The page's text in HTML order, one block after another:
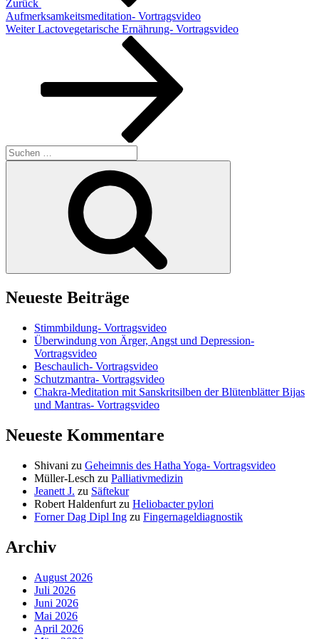
Zurück
Aufmerksamkeitsmeditation- Vortragsvideo
Nächster
Weiter Lactovegetarische Ernährung- Vortragsvideo
Suchen
nach:
Neueste Beiträge
Stimmbildung- Vortragsvideo
Überwindung von Ärger, Angst und Depression-
Vortragsvideo
Beschaulich- Vortragsvideo
Schutzmantra- Vortragsvideo
Chakra-Meditation mit Sanskritsilben der Blütenblätter Bijas
und Mantras- Vortragsvideo
Neueste Kommentare
Shivani zu Geheimnis des Hatha Yoga- Vortragsvideo
Müller-Lesch zu Palliativmedizin
Jeanett J. zu Säftekur
Robert Haldenfurt zu Heliobacter pylori
Forner Dag Dipl Ing zu Fingernageldiagnostik
Archiv
August 2026
Juli 2026
Juni 2026
Mai 2026
April 2026